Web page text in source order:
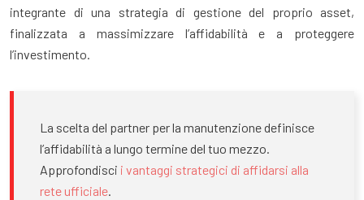
integrante di una strategia di gestione del proprio asset,
finalizzata a massimizzare l’affidabilità e a proteggere
l’investimento.
La scelta del partner per la manutenzione definisce
l’affidabilità a lungo termine del tuo mezzo.
Approfondisci i vantaggi strategici di affidarsi alla
rete ufficiale.